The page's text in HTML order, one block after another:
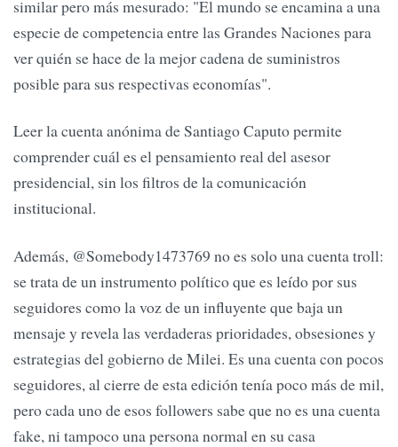
similar pero más mesurado: "El mundo se encamina a una
especie de competencia entre las Grandes Naciones para
ver quién se hace de la mejor cadena de suministros
posible para sus respectivas economías".
Leer la cuenta anónima de Santiago Caputo permite
comprender cuál es el pensamiento real del asesor
presidencial, sin los filtros de la comunicación
institucional.
Además, @Somebody1473769 no es solo una cuenta troll:
se trata de un instrumento político que es leído por sus
seguidores como la voz de un influyente que baja un
mensaje y revela las verdaderas prioridades, obsesiones y
estrategias del gobierno de Milei. Es una cuenta con pocos
seguidores, al cierre de esta edición tenía poco más de mil,
pero cada uno de esos followers sabe que no es una cuenta
fake, ni tampoco una persona normal en su casa